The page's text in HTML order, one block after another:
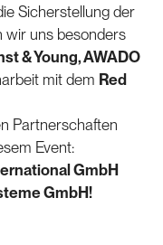
Sicherstellung der
wir uns besonders
& Young, AWADO
mit dem Red
Partnerschaften
Event:
GmbH
GmbH!